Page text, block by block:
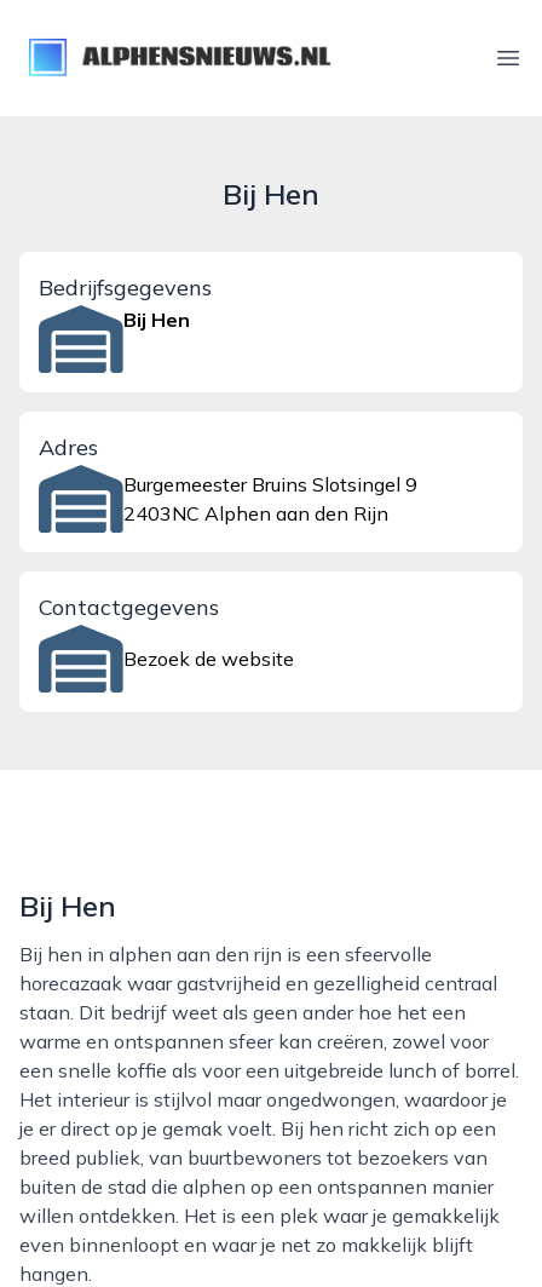
alphensnieuws.nl
Bij Hen
Bedrijfsgegevens
Bij Hen
Adres
Burgemeester Bruins Slotsingel 9
2403NC Alphen aan den Rijn
Contactgegevens
Bezoek de website
Bij Hen
Bij hen in alphen aan den rijn is een sfeervolle
horecazaak waar gastvrijheid en gezelligheid centraal
staan. Dit bedrijf weet als geen ander hoe het een
warme en ontspannen sfeer kan creëren, zowel voor
een snelle koffie als voor een uitgebreide lunch of borrel.
Het interieur is stijlvol maar ongedwongen, waardoor je
je er direct op je gemak voelt. Bij hen richt zich op een
breed publiek, van buurtbewoners tot bezoekers van
buiten de stad die alphen op een ontspannen manier
willen ontdekken. Het is een plek waar je gemakkelijk
even binnenloopt en waar je net zo makkelijk blijft
hangen.